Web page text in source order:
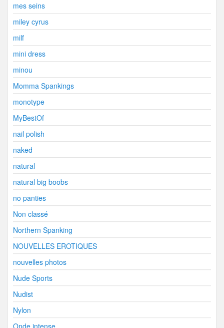
mes seins
miley cyrus
milf
mini dress
minou
Momma Spankings
monotype
MyBestOf
nail polish
naked
natural
natural big boobs
no panties
Non classé
Northern Spanking
NOUVELLES EROTIQUES
nouvelles photos
Nude Sports
Nudist
Nylon
Onde intense